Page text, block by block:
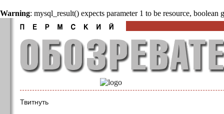
Warning: mysql_result() expects parameter 1 to be resource, boolean
Твитнуть